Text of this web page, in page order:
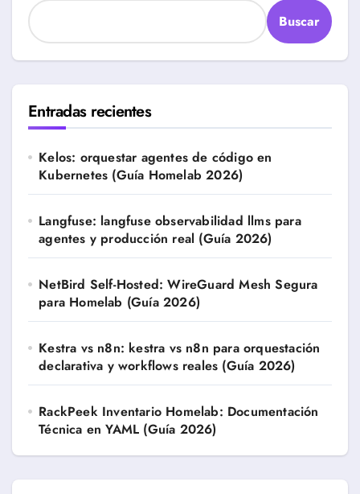
Buscar
Entradas recientes
Kelos: orquestar agentes de código en
Kubernetes (Guía Homelab 2026)
Langfuse: langfuse observabilidad llms para
agentes y producción real (Guía 2026)
NetBird Self-Hosted: WireGuard Mesh Segura
para Homelab (Guía 2026)
Kestra vs n8n: kestra vs n8n para orquestación
declarativa y workflows reales (Guía 2026)
RackPeek Inventario Homelab: Documentación
Técnica en YAML (Guía 2026)